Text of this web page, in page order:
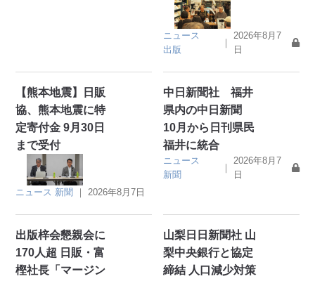
ニュース
出版
｜
2026年8月7
日
【熊本地震】日販
協、熊本地震に特
定寄付金 9月30日
まで受付
ニュース 新聞 ｜2026年8月7日
中日新聞社 福井
県内の中日新聞
10月から日刊県民
福井に統合
ニュース
新聞
｜
2026年8月7
日
出版梓会懇親会に
170人超 日販・富
樫社長「マージン
山梨日日新聞社 山
梨中央銀行と協定
締結 人口減少対策